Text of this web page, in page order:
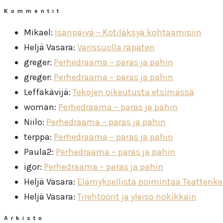
Kommentit
Mikael: Isänpäivä – Kotiläksyä kohtaamisiin
Heljä Vasara: Varissuolla räpäten
greger: Perhedraama – paras ja pahin
greger: Perhedraama – paras ja pahin
Leffakävijä: Tekojen oikeutusta etsimässä
woman: Perhedraama – paras ja pahin
Niilo: Perhedraama – paras ja pahin
terppa: Perhedraama – paras ja pahin
Paula2: Perhedraama – paras ja pahin
igor: Perhedraama – paras ja pahin
Heljä Vasara: Elämyksellistä poimintaa
Heljä Vasara: Tirehtöörit ja yleisö nokikkain
Arkisto